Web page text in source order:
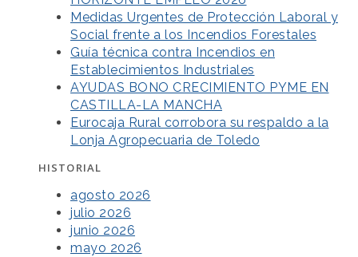
Medidas Urgentes de Protección Laboral y
Social frente a los Incendios Forestales
Guía técnica contra Incendios en
Establecimientos Industriales
AYUDAS BONO CRECIMIENTO PYME EN
CASTILLA-LA MANCHA
Eurocaja Rural corrobora su respaldo a la
Lonja Agropecuaria de Toledo
HISTORIAL
agosto 2026
julio 2026
junio 2026
mayo 2026